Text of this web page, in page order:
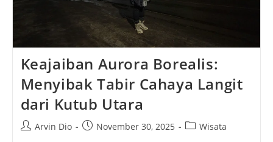
Keajaiban Aurora Borealis:
Menyibak Tabir Cahaya Langit
dari Kutub Utara
PostArvin Dio
PostNovember 30, 2025
PostWisata